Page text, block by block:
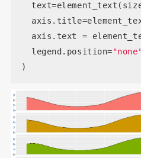
axis.text =
legend.position=
)